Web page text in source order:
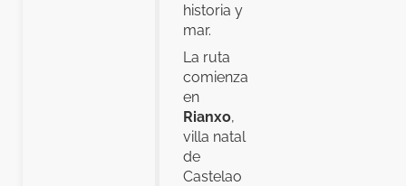
historia y
mar.
La ruta
comienza
en
Rianxo,
villa natal
de
Castelao